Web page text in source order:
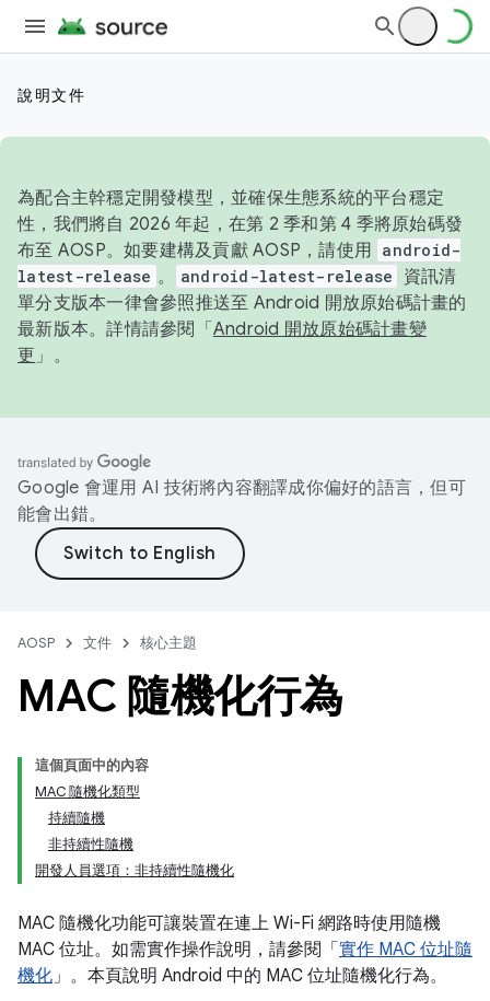
說明文件
為配合主幹穩定開發模型，並確保生態系統的平台穩定
性，我們將自 2026 年起，在第 2 季和第 4 季將原始碼發
布至 AOSP。如要建構及貢獻 AOSP，請使用 android-
latest-release 。 android-latest-release
資訊清
單分支版本一律會參照推送至 Android 開放原始碼計畫的
最新版本。詳情請參閱「 Android 開放原始碼計畫變
更 」。
Google 會運用 AI 技術將內容翻譯成你偏好的語言，但可
能會出錯。
AOSP 文件 核心主題
MAC 隨機化行為
這個頁面中的內容
MAC 隨機化類型
持續隨機
非持續性隨機
開發人員選項：非持續性隨機化
MAC 隨機化功能可讓裝置在連上 Wi-Fi 網路時使用隨機
MAC 位址。如需實作操作說明，請參閱「 實作 MAC 位址隨
機化」。本頁說明 Android 中的 MAC 位址隨機化行為。